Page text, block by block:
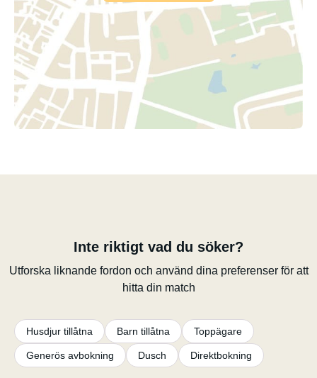
Inte riktigt vad du söker?
Utforska liknande fordon och använd dina preferenser för att
hitta din match
Husdjur tillåtna Barn tillåtna Toppägare
Generös avbokning Dusch Direktbokning